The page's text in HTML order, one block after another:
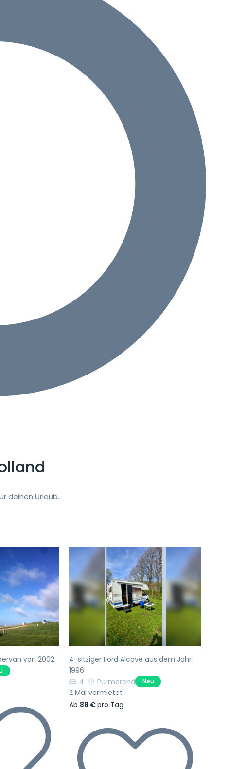
deinen Urlaub.
Nächste
von 2002
Vorherige Nächste
4-sitziger Ford Alcove aus dem Jahr
1996
4
Purmerend Neu
2 Mal vermietet
Ab 88 €pro Tag